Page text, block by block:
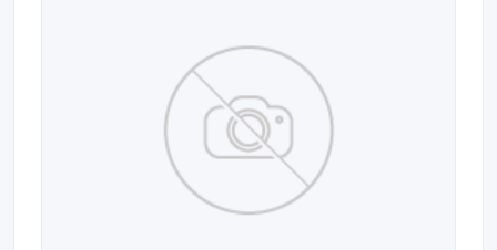
раздражая нервные окончания дыхательной
системы человека, обеспечивают быстрое ее
очищение от частиц, которые загрязняют верхние,
средние и нижние дыхательные пути.